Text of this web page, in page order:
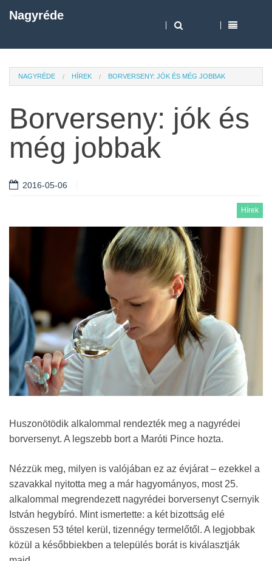
Nagyréde
NAGYRÉDE HÍREK BORVERSENY: JÓK ÉS MÉG JOBBAK
Borverseny: jók és
még jobbak
2016-05-06
Hírek
Huszonötödik alkalommal rendezték meg a nagyrédei
borversenyt. A legszebb bort a Maróti Pince hozta.
Nézzük meg, milyen is valójában ez az évjárat – ezekkel a
szavakkal nyitotta meg a már hagyományos, most 25.
alkalommal megrendezett nagyrédei borversenyt Csernyik
István hegybíró. Mint ismertette: a két bizottság elé
összesen 53 tétel kerül, tizennégy termelőtől. A legjobbak
közül a későbbiekben a település borát is kiválasztják